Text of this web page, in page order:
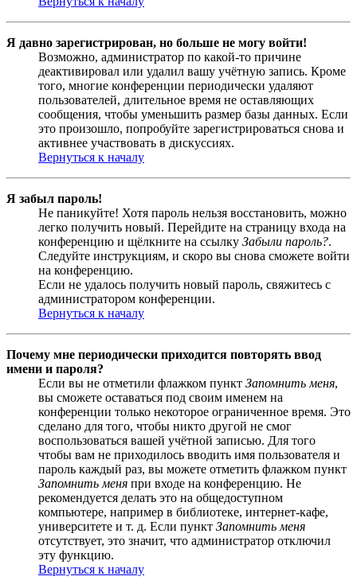
Я давно зарегистрирован, но больше не могу войти!
Возможно, администратор по какой-то причине
деактивировал или удалил вашу учётную запись. Кроме
того, многие конференции периодически удаляют
пользователей, длительное время не оставляющих
сообщения, чтобы уменьшить размер базы данных. Если
это произошло, попробуйте зарегистрироваться снова и
активнее участвовать в дискуссиях.
Вернуться к началу
Я забыл пароль!
Не паникуйте! Хотя пароль нельзя восстановить, можно
легко получить новый. Перейдите на страницу входа на
конференцию и щёлкните на ссылку Забыли пароль?.
Следуйте инструкциям, и скоро вы снова сможете войти
на конференцию.
Если не удалось получить новый пароль, свяжитесь с
администратором конференции.
Вернуться к началу
Почему мне периодически приходится повторять ввод
имени и пароля?
Если вы не отметили флажком пункт Запомнить меня,
вы сможете оставаться под своим именем на
конференции только некоторое ограниченное время. Это
сделано для того, чтобы никто другой не смог
воспользоваться вашей учётной записью. Для того
чтобы вам не приходилось вводить имя пользователя и
пароль каждый раз, вы можете отметить флажком пункт
Запомнить меня при входе на конференцию. Не
рекомендуется делать это на общедоступном
компьютере, например в библиотеке, интернет-кафе,
университете и т. д. Если пункт Запомнить меня
отсутствует, это значит, что администратор отключил
эту функцию.
Вернуться к началу